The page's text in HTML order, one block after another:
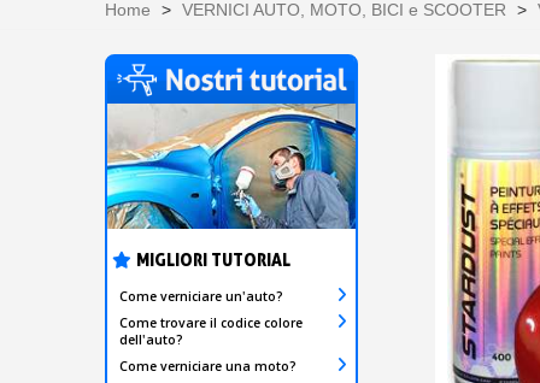
Home > VERNICI AUTO, MOTO, BICI e SCOOTER >
MIGLIORI TUTORIAL
Come verniciare un'auto?
Come trovare il codice colore
dell'auto?
Come verniciare una moto?